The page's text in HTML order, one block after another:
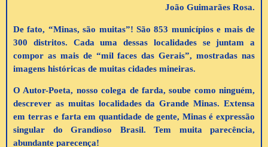
João Guimarães Rosa.
De fato, “Minas, são muitas”! São 853 municípios e mais de
300 distritos. Cada uma dessas localidades se juntam a
compor as mais de “mil faces das Gerais”, mostradas nas
imagens históricas de muitas cidades mineiras.
O Autor-Poeta, nosso colega de farda, soube como ninguém,
descrever as muitas localidades da Grande Minas. Extensa
em terras e farta em quantidade de gente, Minas é expressão
singular do Grandioso Brasil. Tem muita parecência,
abundante parecença!